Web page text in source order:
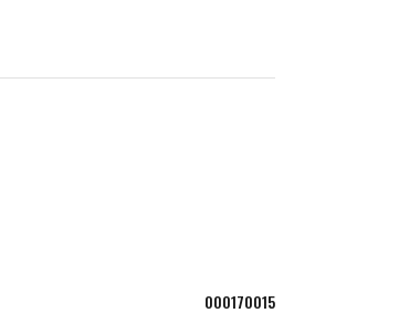
000170015